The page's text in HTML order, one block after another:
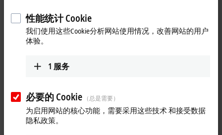
技
术
Training (German), 瑞士
地址和联系方式
Training (German)
Beckhoff Automation AG
8200Schaffhausen
瑞士
+41 52 633 40 40
性能统计 Cookie
我们使用这些Cookie分析网站使用情况，改善网站的用户
体验。
1 服务
必要的 Cookie （总是需要）
为启用网站的核心功能，需要采用这些技术 和接受数据
隐私政策。